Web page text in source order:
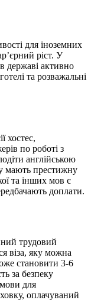
для іноземних
ріст. У
державі активно
та розважальні
хостес,
по роботі з
англійською
мають престижну
та інших мов є
доплати.
трудовий
віза, яку можна
становити 3-6
за безпеку
для
оплачуваний